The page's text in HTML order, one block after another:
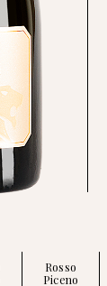
Rosso
Piceno